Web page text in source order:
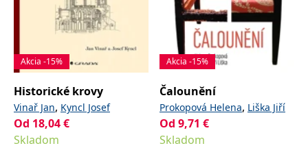
Akcia -15%
Historické krovy
Vinař Jan, Kyncl Josef
Od 18,04€
Skladom
Akcia -15%
Čalounění
Prokopová Helena, Liška Jiří
Od 9,71 €
Skladom